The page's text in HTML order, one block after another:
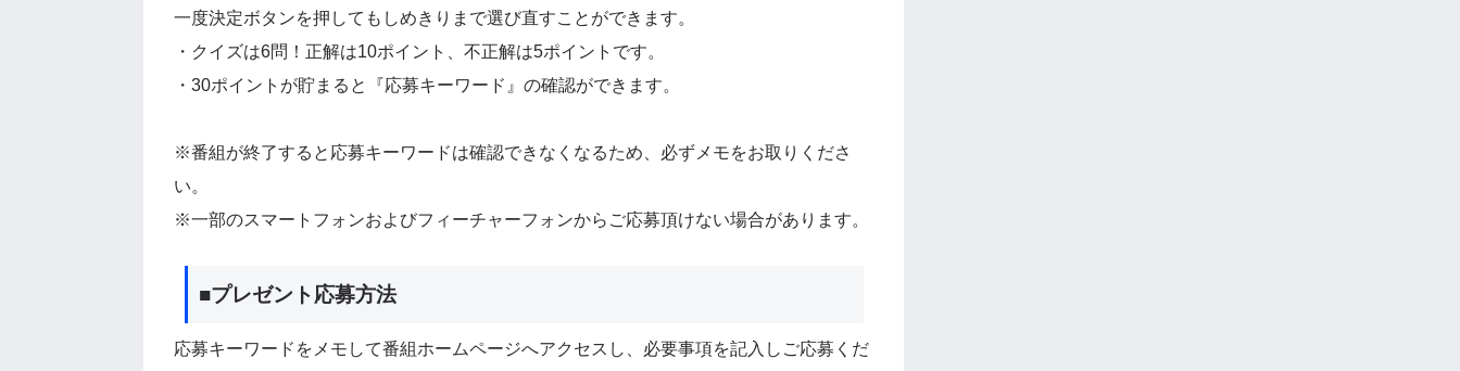
一度決定ボタンを押してもしめきりまで選び直すことができます。
・クイズは6問！正解は10ポイント、不正解は5ポイントです。
・30ポイントが貯まると『応募キーワード』の確認ができます。
※番組が終了すると応募キーワードは確認できなくなるため、必ずメモをお取りくださ
い。
※一部のスマートフォンおよびフィーチャーフォンからご応募頂けない場合があります。
■プレゼント応募方法
応募キーワードをメモして番組ホームページへアクセスし、必要事項を記入しご応募くだ